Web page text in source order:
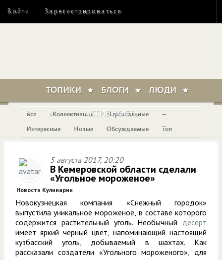
Войти Зарегистрироваться
ТОПИКИ БЛОГИ ЛЮДИ
АКТИВНОСТЬ
Все Коллективные Персональные
—
Интересные
Новые Обсуждаемые Топ
5 августа 2017, 20:20
В Кемеровской области сделали
«Угольное мороженое»
Новости Кулинарии
Новокузнецкая компания «Снежный городок»
выпустила уникальное мороженое, в составе которого
содержится растительный уголь. Необычный десерт
имеет яркий черный цвет, напоминающий настоящий
кузбасский уголь, добываемый в шахтах. Как
рассказали создатели «Угольного мороженого», для